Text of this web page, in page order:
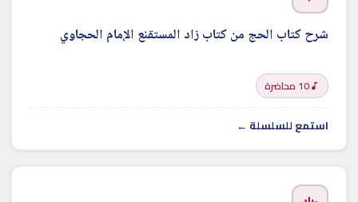
شرح كتاب الحج من كتاب زاد المستقنع الإمام الحجاوي
10 محاضرة
استمع للسلسلة ←